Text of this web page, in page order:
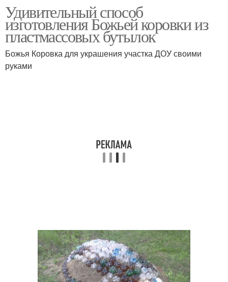
Коровка из донышек
пластиковой бутылки
Пластиковая бутылка
Удивительный способ
изготовления Божьей коровки из
пластмассовых бутылок
Божья Коровка для украшения участка ДОУ своими
руками